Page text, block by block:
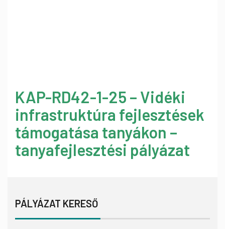
KAP-RD42-1-25 – Vidéki
infrastruktúra fejlesztések
támogatása tanyákon –
tanyafejlesztési pályázat
PÁLYÁZAT KERESŐ